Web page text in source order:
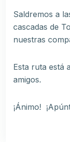
Saldremos a
cascadas de
nuestras
Esta ruta está
amigos.
¡Ánimo!